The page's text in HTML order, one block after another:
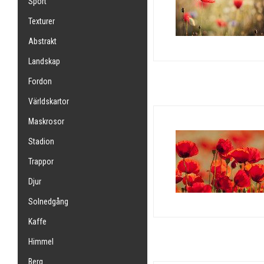
Texturer
Abstrakt
Landskap
Fordon
Världskartor
Maskrosor
Stadion
Trappor
Djur
Solnedgång
Kaffe
Himmel
Berg